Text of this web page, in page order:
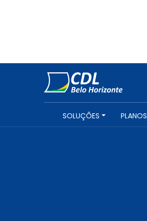
SOLUÇÕES PLANOS